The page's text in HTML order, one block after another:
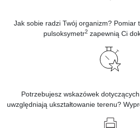
Jak sobie radzi Twój organizm? Pomiar
pulsoksymetr2 zapewnią Ci
Potrzebujesz wskazówek
uwzględniają ukształtowanie terenu?